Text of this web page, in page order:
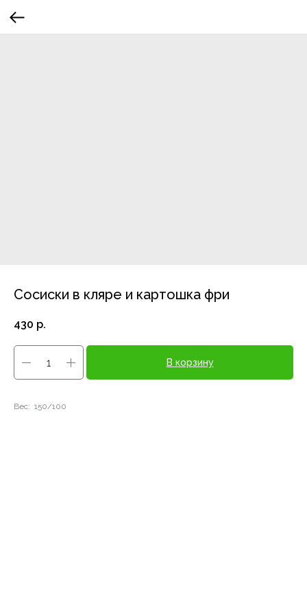
Сосиски в кляре и картошка фри
430 р.
В корзину
Вес: 150/100